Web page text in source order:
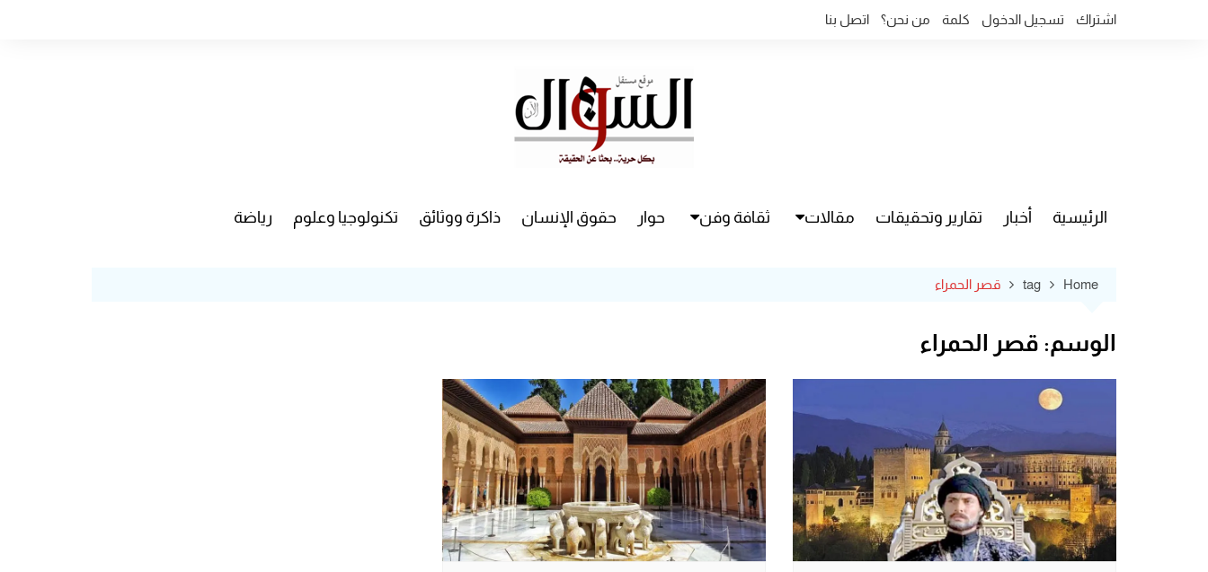
اشتراك تسجيل الدخول كلمة من نحن؟ اتصل بنا
الرئيسية أخبار تقارير وتحقيقات مقالات ثقافة وفن حوار حقوق الإنسان ذاكرة ووثائق تكنولوجيا وعلوم رياضة
Home
tag قصر الحمراء
الوسم: قصر الحمراء